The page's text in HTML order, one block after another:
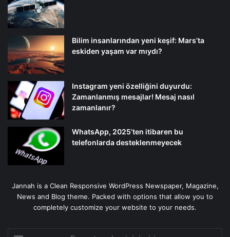
Bilim insanlarından yeni keşif: Mars’ta
eskiden yaşam var mıydı?
Instagram yeni özelliğini duyurdu:
Zamanlanmış mesajlar! Mesaj nasıl
zamanlanır?
WhatsApp, 2025’ten itibaren bu
telefonlarda desteklenmeyecek
Jannah is a Clean Responsive WordPress Newspaper, Magazine,
News and Blog theme. Packed with options that allow you to
completely customize your website to your needs.